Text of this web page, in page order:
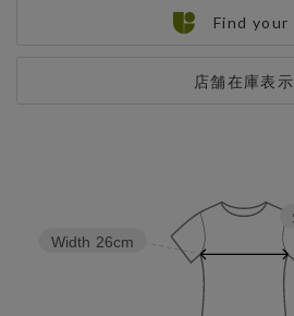
店舗在庫表示
Find your
Width 26cm